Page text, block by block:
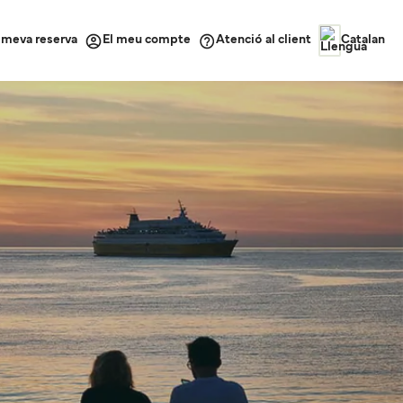
reserva El meu compte Atenció al client Catalan